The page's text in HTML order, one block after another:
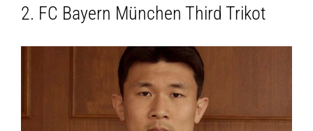
2. FC Bayern München Third Trikot